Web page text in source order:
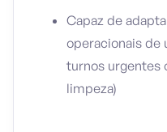
Capaz de
operacionais de
turnos urgentes
limpeza)